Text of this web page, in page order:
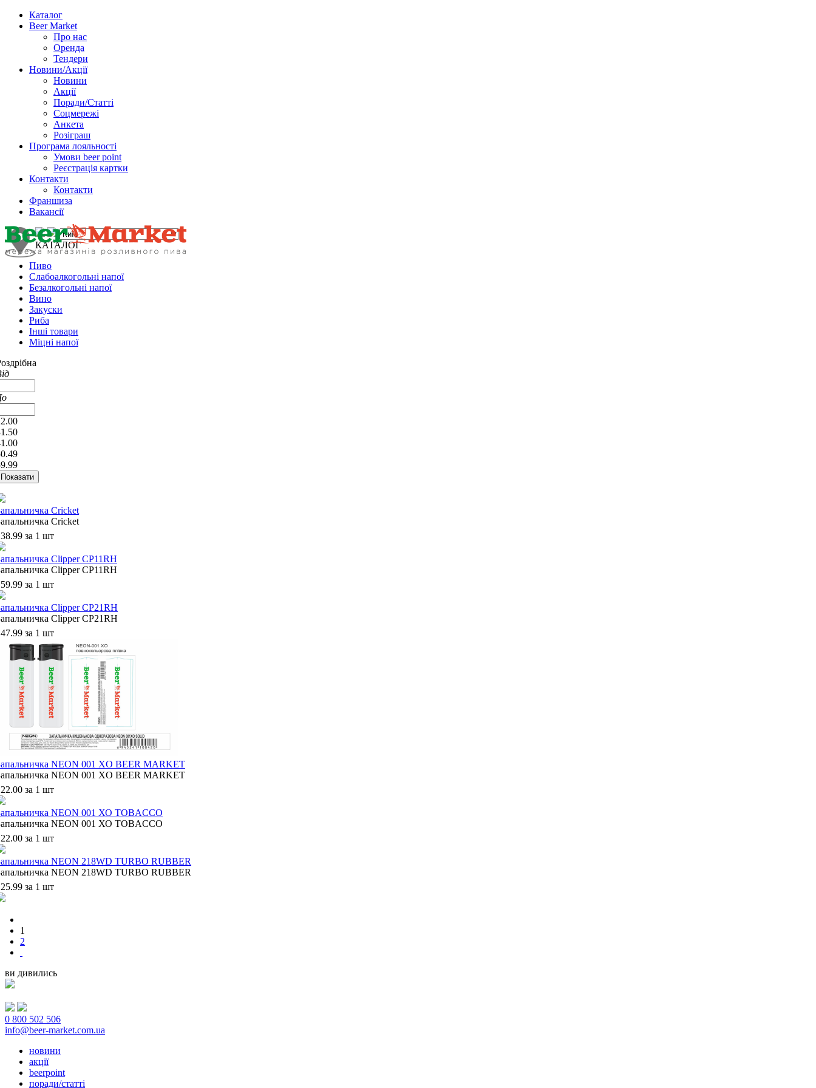
Каталог
Beer Market
Про нас
Оренда
Тендери
Новини/Акції
Новини
Акції
Поради/Статті
Соцмережі
Анкета
Розіграш
Програма лояльності
Умови beer point
Реєстрація картки
Контакти
Контакти
Франшиза
Вакансії
КАТАЛОГ
Пиво
Слабоалкогольні напої
Безалкогольні напої
Вино
Закуски
Риба
Інші товари
Міцні напої
Cricket
Cricket
38.99 за 1 шт
Clipper CP11RH
Clipper CP11RH
59.99 за 1 шт
Clipper CP21RH
Clipper CP21RH
47.99 за 1 шт
NEON 001 XO BEER MARKET
NEON 001 XO BEER MARKET
22.00 за 1 шт
NEON 001 ХО TOBACCO
NEON 001 ХО TOBACCO
22.00 за 1 шт
NEON 218WD TURBO RUBBER
NEON 218WD TURBO RUBBER
25.99 за 1 шт
1
2
ви дивились
0 800 502 506
info@beer-market.com.ua
новини
акції
beerpoint
поради/статті